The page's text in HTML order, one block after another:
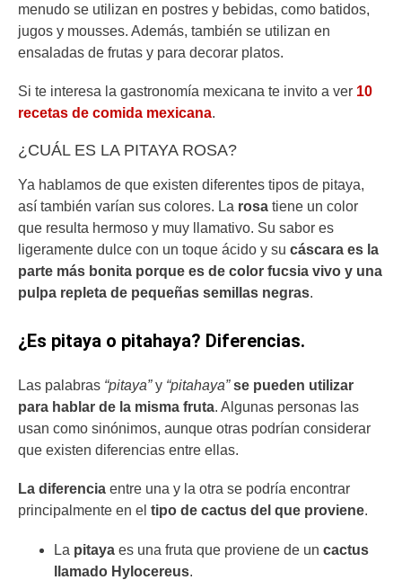
menudo se utilizan en postres y bebidas, como batidos,
jugos y mousses. Además, también se utilizan en
ensaladas de frutas y para decorar platos.
Si te interesa la gastronomía mexicana te invito a ver 10
recetas de comida mexicana.
¿CUÁL ES LA PITAYA ROSA?
Ya hablamos de que existen diferentes tipos de pitaya,
así también varían sus colores. La rosa tiene un color
que resulta hermoso y muy llamativo. Su sabor es
ligeramente dulce con un toque ácido y su cáscara es la
parte más bonita porque es de color fucsia vivo y una
pulpa repleta de pequeñas semillas negras.
¿Es pitaya o pitahaya? Diferencias.
Las palabras “pitaya”y “pitahaya” se pueden utilizar
para hablar de la misma fruta. Algunas personas las
usan como sinónimos, aunque otras podrían considerar
que existen diferencias entre ellas.
La diferencia entre una y la otra se podría encontrar
principalmente en el tipo de cactus del que proviene.
La pitaya es una fruta que proviene de un cactus
llamado Hylocereus.